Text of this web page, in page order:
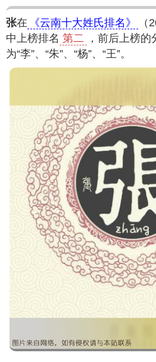
张在 《云南十大姓氏排名》
（
中上榜排名 第二
，前后上榜的
为“李”、“朱”、“杨”、“王”。